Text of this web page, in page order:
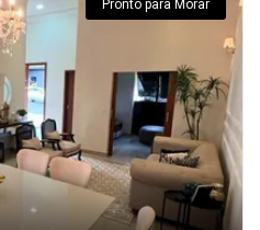
Pronto para Morar